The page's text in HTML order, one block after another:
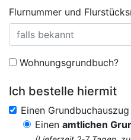
Flurnummer und
Wohnungsgrundbuch?
Ich bestelle hiermit
Einen Grundbuchauszug
Einen amtlichen